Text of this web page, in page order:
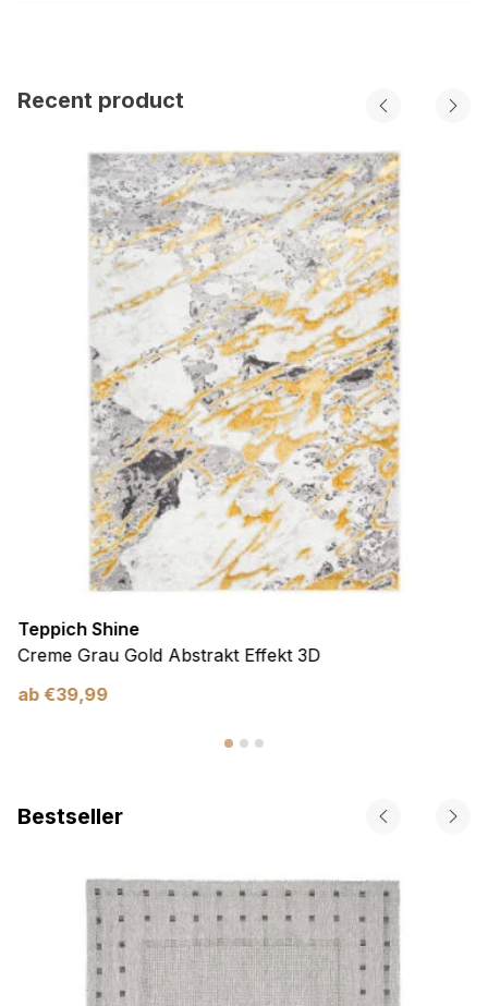
Recent product
Teppich Shine
Creme Grau Gold Abstrakt Effekt 3D
ab €39,99
Bestseller